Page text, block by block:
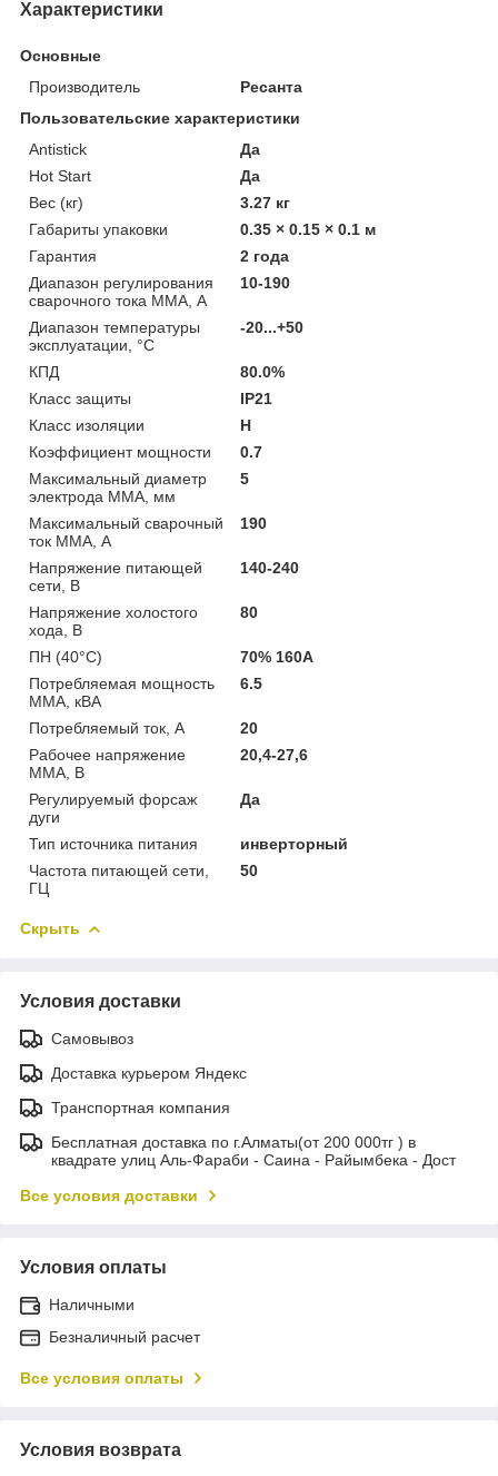
Характеристики
Основные
Производитель
Ресанта
Пользовательские характеристики
Antistick
Да
Hot Start
Да
Вес (кг)
3.27 кг
Габариты упаковки
0.35 × 0.15 × 0.1 м
Гарантия
2 года
Диапазон регулирования
сварочного тока MMA, А
10-190
Диапазон температуры
эксплуатации, °С
-20...+50
КПД
80.0%
Класс защиты
IP21
Класс изоляции
Н
Коэффициент мощности
0.7
Максимальный диаметр
электрода MMA, мм
5
Максимальный сварочный
ток MMA, А
190
Напряжение питающей
сети, В
140-240
Напряжение холостого
хода, В
80
ПН (40°C)
70% 160А
Потребляемая мощность
ММА, кВА
6.5
Потребляемый ток, А
20
Рабочее напряжение
ММА, В
20,4-27,6
Регулируемый форсаж
дуги
Да
Тип источника питания
инверторный
Частота питающей сети,
ГЦ
50
Скрыть
Условия доставки
Самовывоз
Доставка курьером Яндекс
Транспортная компания
Бесплатная доставка по г.Алматы(от 200 000тг ) в
квадрате улиц Аль-Фараби - Саина - Райымбека - Дост
Все условия доставки
Условия оплаты
Наличными
Безналичный расчет
Все условия оплаты
Условия возврата